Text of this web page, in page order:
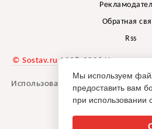
Обратная
Rss
© Sostav.ru 1998-2026
агентства
Использование материалов
указании
Мы используем
предоставить вам
при использовании